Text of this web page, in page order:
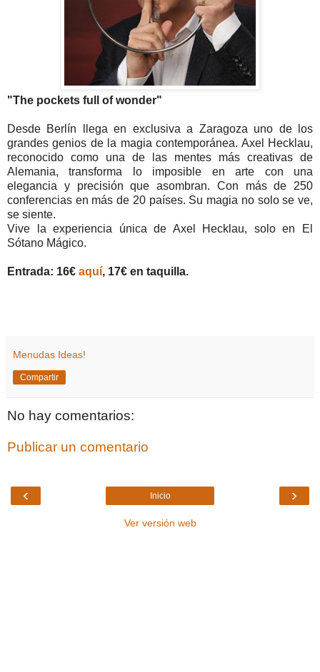
"The pockets full of wonder"
Desde Berlín llega en exclusiva a Zaragoza uno de los
grandes genios de la magia contemporánea. Axel Hecklau,
reconocido como una de las mentes más creativas de
Alemania, transforma lo imposible en arte con una
elegancia y precisión que asombran. Con más de 250
conferencias en más de 20 países. Su magia no solo se ve,
se siente.
Vive la experiencia única de Axel Hecklau, solo en El
Sótano Mágico.
Entrada: 16€ aquí, 17€ en taquilla.
Menudas Ideas!
Compartir
No hay comentarios:
Publicar un comentario
‹ ›
Inicio
Ver versión web